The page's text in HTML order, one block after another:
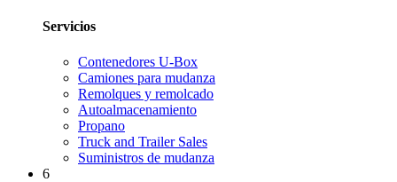
Servicios
Contenedores U-Box
Camiones para mudanza
Remolques y remolcado
Autoalmacenamiento
Propano
Truck and Trailer Sales
Suministros de mudanza
6